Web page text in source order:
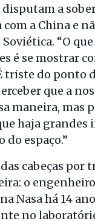
disputam a
a China e
“O que
é se mostrar
triste do ponto
que a
maneira, mas
haja grandes
do espaço.”
cabeças por
o
Nasa há 14
no